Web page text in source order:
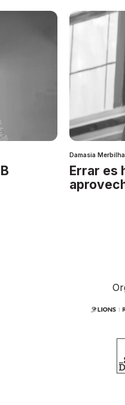
Damasia
Errar es